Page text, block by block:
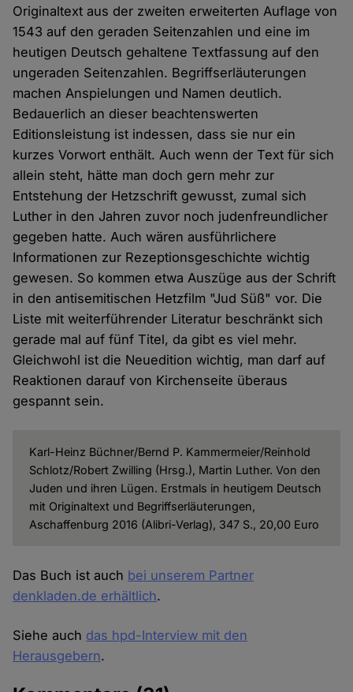
Originaltext aus der zweiten erweiterten Auflage von
1543 auf den geraden Seitenzahlen und eine im
heutigen Deutsch gehaltene Textfassung auf den
ungeraden Seitenzahlen. Begriffserläuterungen
machen Anspielungen und Namen deutlich.
Bedauerlich an dieser beachtenswerten
Editionsleistung ist indessen, dass sie nur ein
kurzes Vorwort enthält. Auch wenn der Text für sich
allein steht, hätte man doch gern mehr zur
Entstehung der Hetzschrift gewusst, zumal sich
Luther in den Jahren zuvor noch judenfreundlicher
gegeben hatte. Auch wären ausführlichere
Informationen zur Rezeptionsgeschichte wichtig
gewesen. So kommen etwa Auszüge aus der Schrift
in den antisemitischen Hetzfilm "Jud Süß" vor. Die
Liste mit weiterführender Literatur beschränkt sich
gerade mal auf fünf Titel, da gibt es viel mehr.
Gleichwohl ist die Neuedition wichtig, man darf auf
Reaktionen darauf von Kirchenseite überaus
gespannt sein.
Karl-Heinz Büchner/Bernd P. Kammermeier/Reinhold
Schlotz/Robert Zwilling (Hrsg.), Martin Luther. Von den
Juden und ihren Lügen. Erstmals in heutigem Deutsch
mit Originaltext und Begriffserläuterungen,
Aschaffenburg 2016 (Alibri-Verlag), 347 S., 20,00 Euro
Das Buch ist auch bei unserem Partner
denkladen.de erhältlich.
Siehe auch das hpd-Interview mit den
Herausgebern.